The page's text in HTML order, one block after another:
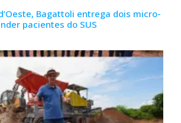
Bagattoli entrega dois micro-
pacientes do SUS